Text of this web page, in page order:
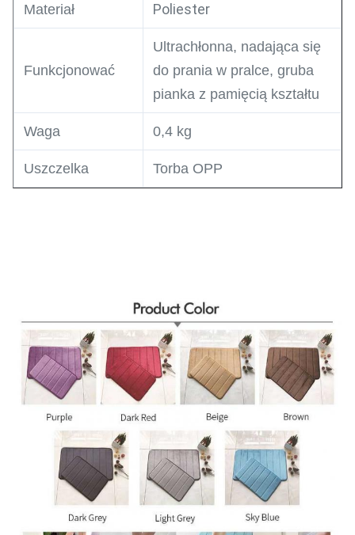
Materiał Poliester
Funkcjonować
Ultrachłonna, nadająca się
do prania w pralce, gruba
pianka z pamięcią kształtu
Waga 0,4 kg
Uszczelka Torba OPP